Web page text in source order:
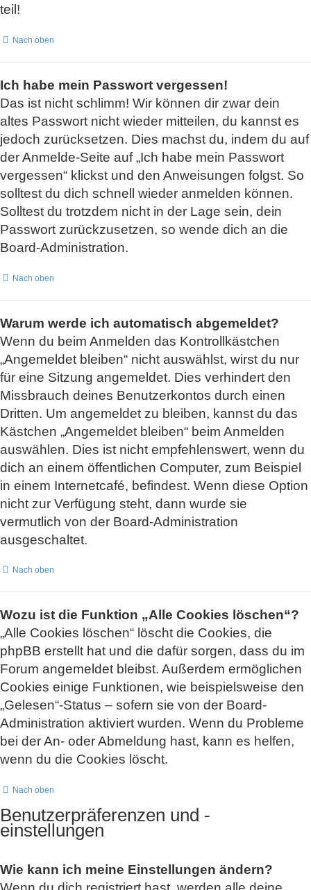
teil!
Nach oben
Ich habe mein Passwort vergessen!
Das ist nicht schlimm! Wir können dir zwar dein
altes Passwort nicht wieder mitteilen, du kannst es
jedoch zurücksetzen. Dies machst du, indem du auf
der Anmelde-Seite auf „Ich habe mein Passwort
vergessen“ klickst und den Anweisungen folgst. So
solltest du dich schnell wieder anmelden können.
Solltest du trotzdem nicht in der Lage sein, dein
Passwort zurückzusetzen, so wende dich an die
Board-Administration.
Nach oben
Warum werde ich automatisch abgemeldet?
Wenn du beim Anmelden das Kontrollkästchen
„Angemeldet bleiben“ nicht auswählst, wirst du nur
für eine Sitzung angemeldet. Dies verhindert den
Missbrauch deines Benutzerkontos durch einen
Dritten. Um angemeldet zu bleiben, kannst du das
Kästchen „Angemeldet bleiben“ beim Anmelden
auswählen. Dies ist nicht empfehlenswert, wenn du
dich an einem öffentlichen Computer, zum Beispiel
in einem Internetcafé, befindest. Wenn diese Option
nicht zur Verfügung steht, dann wurde sie
vermutlich von der Board-Administration
ausgeschaltet.
Nach oben
Wozu ist die Funktion „Alle Cookies löschen“?
„Alle Cookies löschen“ löscht die Cookies, die
phpBB erstellt hat und die dafür sorgen, dass du im
Forum angemeldet bleibst. Außerdem ermöglichen
Cookies einige Funktionen, wie beispielsweise den
„Gelesen“-Status – sofern sie von der Board-
Administration aktiviert wurden. Wenn du Probleme
bei der An- oder Abmeldung hast, kann es helfen,
wenn du die Cookies löscht.
Nach oben
Benutzerpräferenzen und -
einstellungen
Wie kann ich meine Einstellungen ändern?